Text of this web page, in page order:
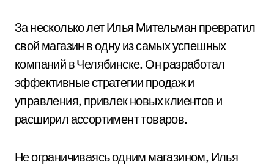
За несколько лет Илья Мительман превратил
свой магазин в одну из самых успешных
компаний в Челябинске. Он разработал
эффективные стратегии продаж и
управления, привлек новых клиентов и
расширил ассортимент товаров.
Не ограничиваясь одним магазином, Илья